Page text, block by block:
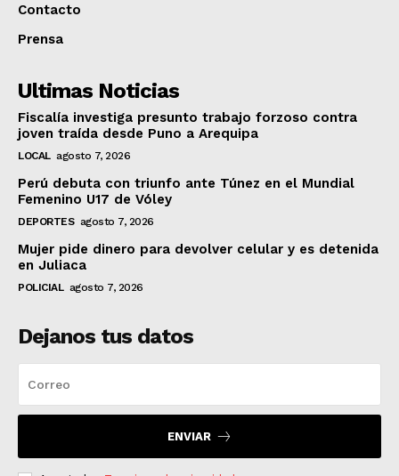
Contacto
Prensa
Ultimas Noticias
Fiscalía investiga presunto trabajo forzoso contra
joven traída desde Puno a Arequipa
LOCAL agosto 7, 2026
Perú debuta con triunfo ante Túnez en el Mundial
Femenino U17 de Vóley
DEPORTES agosto 7, 2026
Mujer pide dinero para devolver celular y es detenida
en Juliaca
POLICIAL agosto 7, 2026
Dejanos tus datos
ENVIAR